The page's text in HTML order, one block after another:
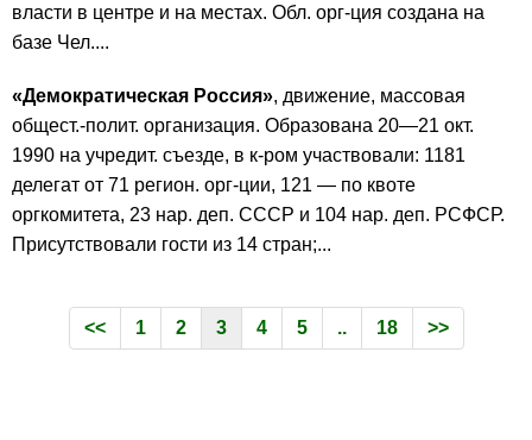
власти в центре и на местах. Обл. орг-ция создана на
базе Чел....
«Демократическая Россия», движение, массовая
общест.-полит. организация. Образована 20—21 окт.
1990 на учредит. съезде, в к-ром участвовали: 1181
делегат от 71 регион. орг-ции, 121 — по квоте
оргкомитета, 23 нар. деп. СССР и 104 нар. деп. РСФСР.
Присутствовали гости из 14 стран;...
<< 1 2 3 4 5 .. 18 >>